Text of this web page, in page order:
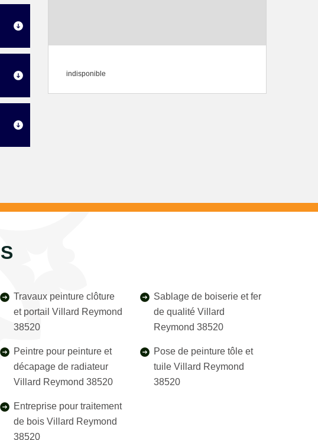
indisponible
Travaux peinture clôture
et portail Villard Reymond
38520
Peintre pour peinture et
décapage de radiateur
Villard Reymond 38520
Entreprise pour traitement
de bois Villard Reymond
38520
Sablage de boiserie et fer
de qualité Villard
Reymond 38520
Pose de peinture tôle et
tuile Villard Reymond
38520